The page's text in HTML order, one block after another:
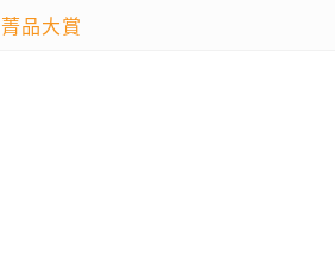
菁品大賞